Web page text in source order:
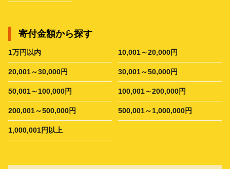
寄付金額から探す
1万円以内 10,001～20,000円
20,001～30,000円 30,001～50,000円
50,001～100,000円 100,001～200,000円
200,001～500,000円 500,001～1,000,000円
1,000,001円以上